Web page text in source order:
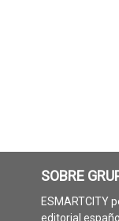
SOBRE
ESMARTCITY
editorial